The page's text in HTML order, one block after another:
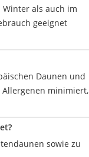
Winter als auch im
geeignet
Daunen und
Allergenen minimiert,
sowie zu